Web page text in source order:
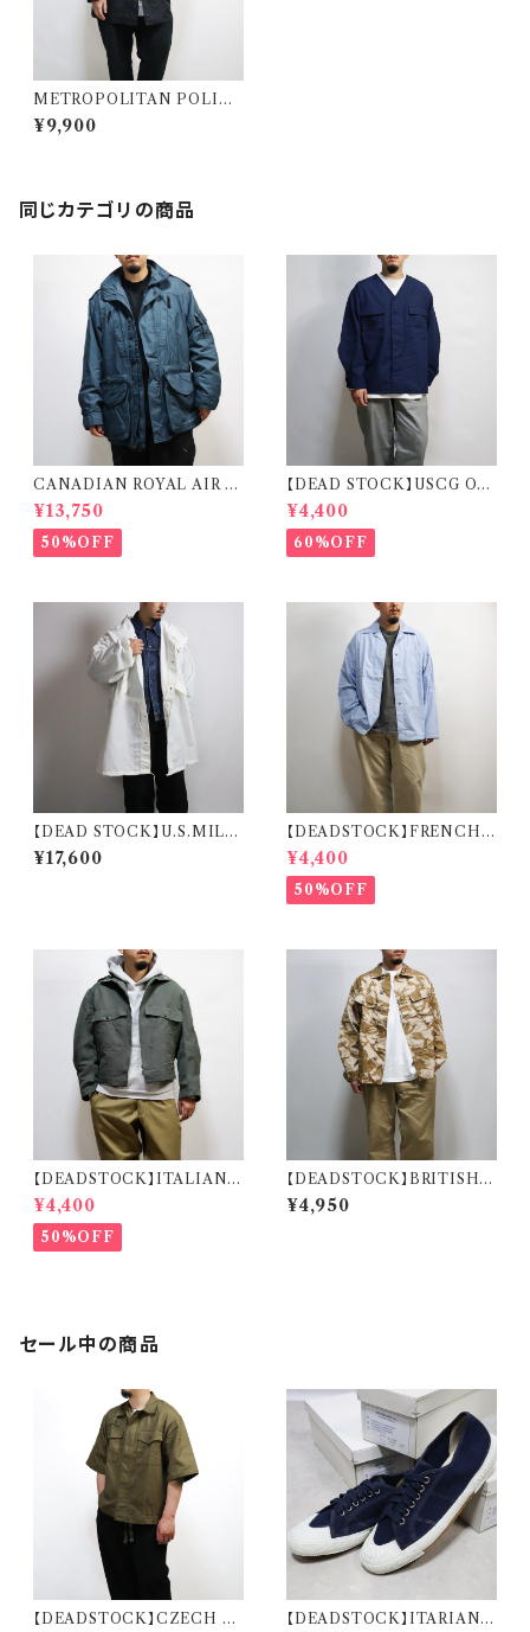
METROPOLITAN POLICE
WATERPROOF JACKET イ
ギリス警察 メトロポリタンポリ
¥9,900
同じカテゴリの商品
CANADIAN ROYAL AIR F
ORCE COLD & WET WEA
THER PARKA カナディアンゴ
アテックス カナダ軍 ロイヤルエ
アフォース
¥13,750
50%OFF
【DEAD STOCK】USCG OD
U SHIRT REMAKE CARDI
GAN 米国沿岸警備隊 オペレー
ションジャケット リメイク カーデ
ィガン
¥4,400
60%OFF
【DEAD STOCK】U.S.MILIT
ARY SNOW CAMO PARKA
米軍 スノーカモ パーカー デッド
¥17,600
【DEADSTOCK】FRENCH
MILITARY SLEEPING SHI
RT フランス軍 スリーピングシャ
ツ デッドストック
¥4,400
50%OFF
【DEADSTOCK】ITALIAN A
IR FORCE PILOT JACKET
イタリア軍 エアフォース パイロ
ットジャケット
¥4,400
50%OFF
【DEADSTOCK】BRITISH A
RMY TROPICAL COMBA
T JACKET DESERT DPM
¥4,950
セール中の商品
【DEADSTOCK】CZECH A
【DEADSTOCK】ITARIAN